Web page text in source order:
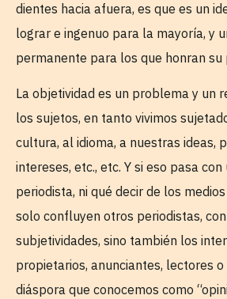
dientes hacia afuera, es que es un
lograr e ingenuo para la mayoría, y
permanente para los que honran su
La objetividad es un problema y un
los sujetos, en tanto vivimos
cultura, al idioma, a nuestras ideas,
intereses, etc., etc. Y si eso pasa
periodista, ni qué decir de los
solo confluyen otros periodistas,
subjetividades, sino también los
propietarios, anunciantes, lectores
diáspora que conocemos como